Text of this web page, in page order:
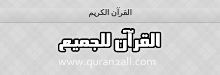
القرآن الكريم